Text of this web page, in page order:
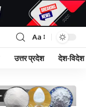
Aa
उत्तर प्रदेश देश-विदेश